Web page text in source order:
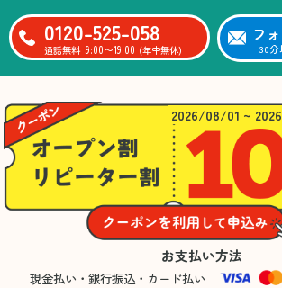
0120-525-058
通話無料 9:00〜19:00 (年中無休)
フ
30
2026/08/01 ~
お支払い方法
現金払い・銀行振込・カード払い